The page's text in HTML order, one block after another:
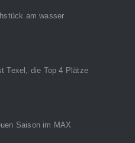
am wasser
Texel, die Top 4 Plätze
Saison im MAX